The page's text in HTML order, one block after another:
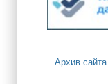
Архив